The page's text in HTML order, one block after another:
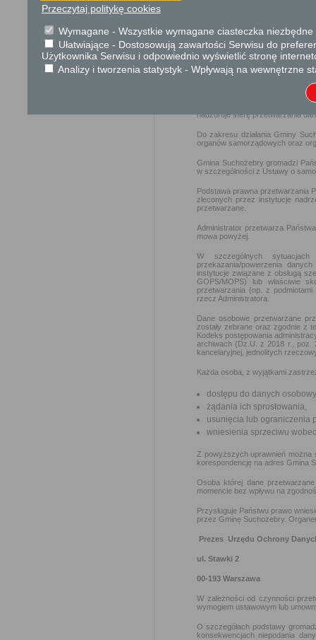
takich danych oraz uchylenia
informujemy, że Administratorem
Gmina Suchożebry
ul. Aleksandry Ogińskiej 11, 08-
nadzoruje sferę przetwarzania
Do zakresu działania Gminy
organów samorządowych oraz
Gmina Suchożebry gromadzi
w szczególności z Ustawy o
Podstawa prawna przetwarzania
zleconych przez instytucje
przetwarzane.
Administrator przetwarza
mowa powyżej.
W szczególnych sytuacjach
przekazania/powierzenia
instytucje związane z obsługą
GOPS/MOPS) lub właściwie
przetwarzania (np. z
rzecz Administratora.
Dane osobowe przetwarzane
zostały zebrane oraz zgodnie z
Kodeks postępowania
archiwach (Dz.U. z 2018 r., poz.
kancelaryjnej, jednolitych
Każda osoba, z wyjątkami
dostępu do danych
żądania ich sprostowania,
usunięcia lub ograniczenia
wniesienia sprzeciwu
Z powyższych uprawnień można
korespondencję na adres Gmina
Osoba której dane
momencie bez wpływu na
Przysługuje Państwu prawo
przez Gminę Suchożebry.
Prezes Urzędu Ochrony
ul. Stawki 2
00-193 Warszawa
W zależności od czynności
wymogiem ustawowym lub
O szczegółach podstawy
konsekwencjach niepodania
Przeczytaj politykę cookies
Wymagane - Wszystkie wymagane ciasteczka
Ułatwiające - Dostosowują zawartości Serwisu do
Użytkownika Serwisu i odpowiednio wyświetlić stronę
Analizy i tworzenia statystyk - Wpływają na wewnętrzne